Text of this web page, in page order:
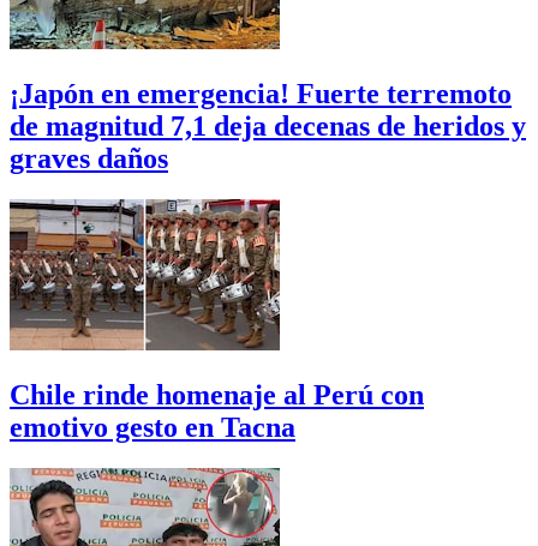
¡Japón en emergencia! Fuerte terremoto
de magnitud 7,1 deja decenas de heridos y
graves daños
Chile rinde homenaje al Perú con
emotivo gesto en Tacna